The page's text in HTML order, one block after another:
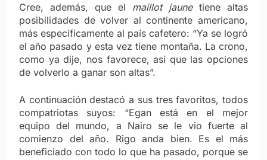
Cree, además, que el maillot jaunetiene altas
posibilidades de volver al continente americano,
más específicamente al país cafetero: “Ya se logró
el año pasado y esta vez tiene montaña. La crono,
como ya dije, nos favorece, así que las opciones
de volverlo a ganar son altas”.
A continuación destacó a sus tres favoritos, todos
compatriotas suyos: “Egan está en el mejor
equipo del mundo, a Nairo se le vio fuerte al
comienzo del año. Rigo anda bien. Es el más
beneficiado con todo lo que ha pasado, porque se